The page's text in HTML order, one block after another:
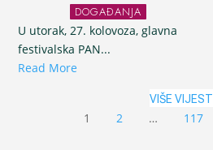
DOGAĐANJA
U utorak, 27. kolovoza, glavna
festivalska PAN...
Read More
VIŠE VIJESTI
1 2 … 117